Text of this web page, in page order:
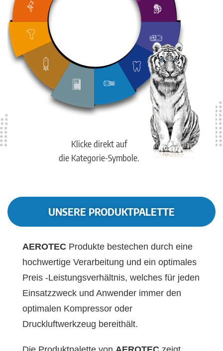
Klicke direkt auf
die Kategorie-Symbole.
UNSERE PRODUKTPALETTE
AEROTEC Produkte bestechen durch eine
hochwertige Verarbeitung und ein optimales
Preis -Leistungsverhältnis, welches für jeden
Einsatzzweck und Anwender immer den
optimalen Kompressor oder
Druckluftwerkzeug bereithält.